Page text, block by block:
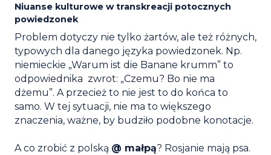
Niuanse kulturowe w transkreacji potocznych
powiedzonek
Problem dotyczy nie tylko żartów, ale też różnych,
typowych dla danego języka powiedzonek. Np.
niemieckie „Warum ist die Banane krumm” to
odpowiednika zwrot: „Czemu? Bo nie ma
dżemu”. A przecież to nie jest to do końca to
samo. W tej sytuacji, nie ma to większego
znaczenia, ważne, by budziło podobne konotacje.
A co zrobić z polską @ małpą? Rosjanie mają psa.